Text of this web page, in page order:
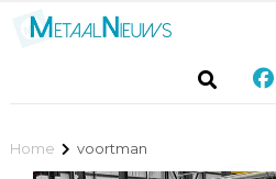
Home voortman